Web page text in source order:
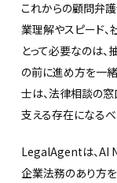
これからの顧問弁
業理解やスピード
とって必要なのは
の前に進め方を一
士は、法律相談の
支える存在になるべ
LegalAgentは、AI
企業法務のあり方